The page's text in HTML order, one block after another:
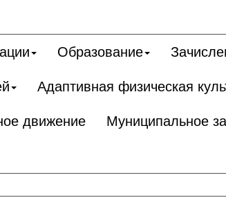
Образование
Адаптивная физическая
движение Муниципальное